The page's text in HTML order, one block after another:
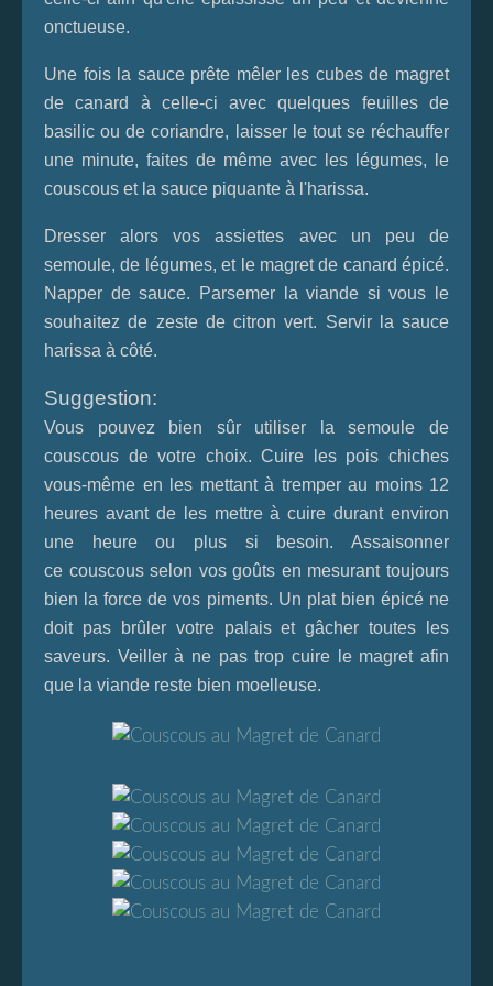
onctueuse.
Une fois la sauce prête mêler les cubes de magret
de canard à celle-ci avec quelques feuilles de
basilic ou de coriandre, laisser le tout se réchauffer
une minute, faites de même avec les légumes, le
couscous et la sauce piquante à l'harissa.
Dresser alors vos assiettes avec un peu de
semoule, de légumes, et le magret de canard épicé.
Napper de sauce. Parsemer la viande si vous le
souhaitez de zeste de citron vert. Servir la sauce
harissa à côté.
Suggestion:
Vous pouvez bien sûr utiliser la semoule de
couscous de votre choix. Cuire les pois chiches
vous-même en les mettant à tremper au moins 12
heures avant de les mettre à cuire durant environ
une heure ou plus si besoin. Assaisonner
ce couscous selon vos goûts en mesurant toujours
bien la force de vos piments. Un plat bien épicé ne
doit pas brûler votre palais et gâcher toutes les
saveurs. Veiller à ne pas trop cuire le magret afin
que la viande reste bien moelleuse.